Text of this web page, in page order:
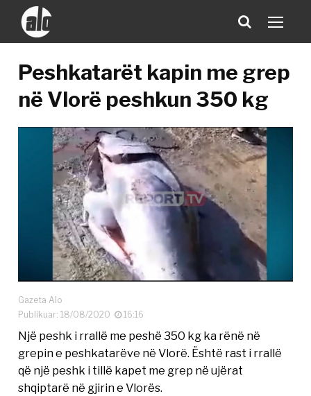
Peshkatarët kapin me grep
në Vlorë peshkun 350 kg
Gazeta Alo
Publikuar: 18/08/2020
16:16
Një peshk i rrallë me peshë 350 kg ka rënë në
grepin e peshkatarëve në Vlorë. Është rast i rrallë
që një peshk i tillë kapet me grep në ujërat
shqiptarë në gjirin e Vlorës.